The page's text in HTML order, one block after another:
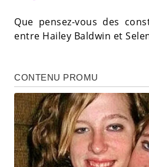
Que pensez-vous des
entre Hailey Baldwin et